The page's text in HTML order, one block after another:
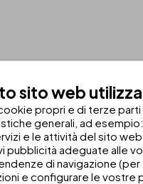
un moderno hotel 4 stelle
hotel è perfetto per
sito web
propri e di terze
generali, ad
e le attività del sito
pubblicità adeguate alle
di navigazione
e configurare le vostre